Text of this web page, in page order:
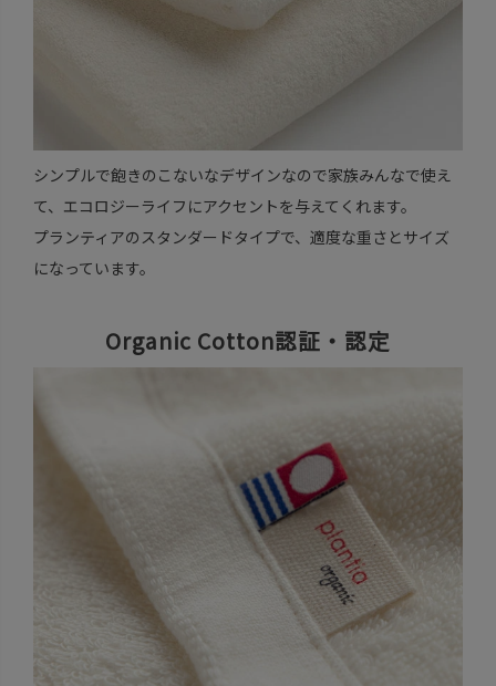
シンプルで飽きのこないなデザインなので家族みんなで使え
て、エコロジーライフにアクセントを与えてくれます。
プランティアのスタンダードタイプで、適度な重さとサイズ
になっています。
Organic Cotton認証・認定